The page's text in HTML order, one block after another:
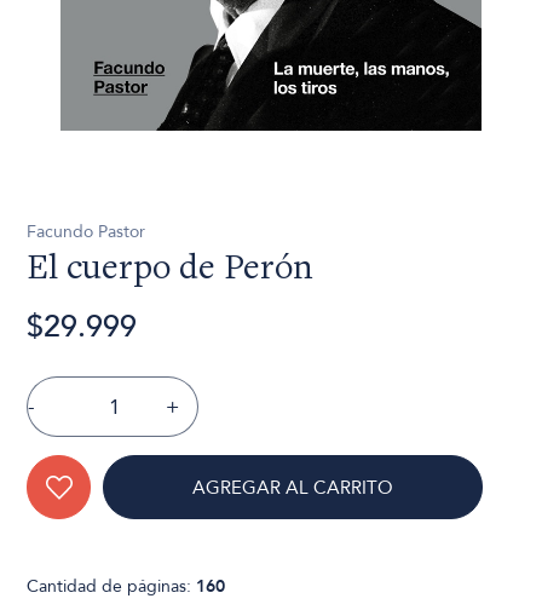
Facundo Pastor
El cuerpo de Perón
$29.999
- +
AGREGAR AL CARRITO
Cantidad de páginas: 160